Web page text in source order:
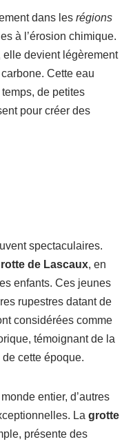
dans les régions
à l’érosion chimique.
elle devient légèrement
Cette eau
de petites
pour créer des
spectaculaires.
de Lascaux, en
enfants. Ces jeunes
rupestres datant de
considérées comme
témoignant de la
cette époque.
entier, d’autres
La grotte
présente des